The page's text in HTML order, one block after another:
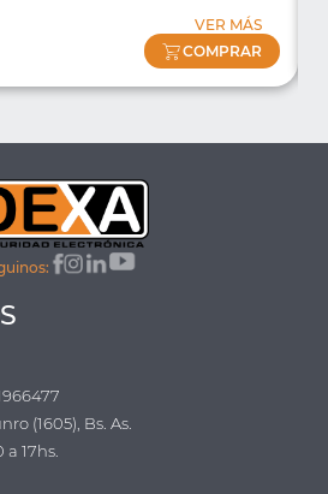
VER MÁS
COMPRAR
(1605), Bs. As.
a 17hs.